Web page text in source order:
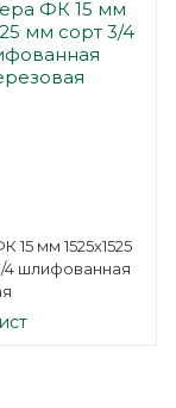
мм 1525х1525
4 шлифованная